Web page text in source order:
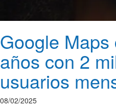
Google
años con 2
usuarios
08/02/2025